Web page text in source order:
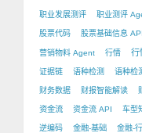
职业发展测评 职业测评
股票代码 股票基础信息 API
营销物料 Agent 行情 行
证据链 语种检测 语种检
财务数据 财报智能解读
资金流 资金流 API 车型
逆编码 金融-基础 金融-